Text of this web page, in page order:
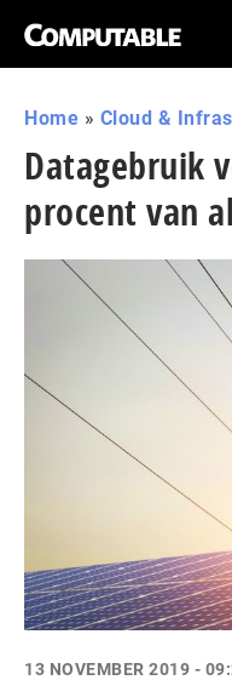
Home » Cloud &
Datagebruik
procent van
13 NOVEMBER 2019 -